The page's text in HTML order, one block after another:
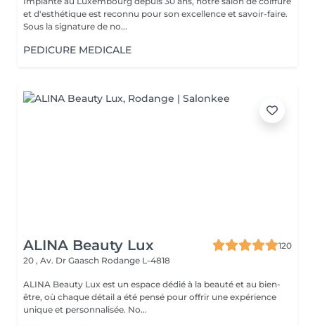
et d'esthétique est reconnu pour son excellence et savoir-faire.
Sous la signature de no...
PEDICURE MEDICALE
ALINA Beauty Lux
120
20 , Av. Dr Gaasch Rodange L-4818
ALINA Beauty Lux est un espace dédié à la beauté et au bien-
être, où chaque détail a été pensé pour offrir une expérience
unique et personnalisée. No...